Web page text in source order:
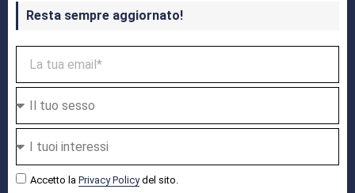
Resta sempre aggiornato!
Accetto la Privacy Policydel sito.